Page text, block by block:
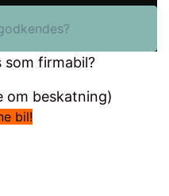
som firmabil?
om beskatning)
bil!